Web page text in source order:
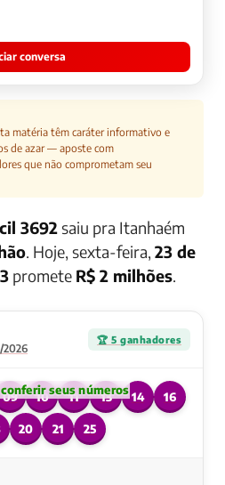
conversa
matéria têm caráter informativo e
de azar — aposte com
que não comprometam seu
3692saiu pra Itanhaém
. Hoje, sexta-feira, 23 de
promete R$ 2 milhões.
2026
🏆 5 ganhadores
09 10 11 13 14 16
20 21 25